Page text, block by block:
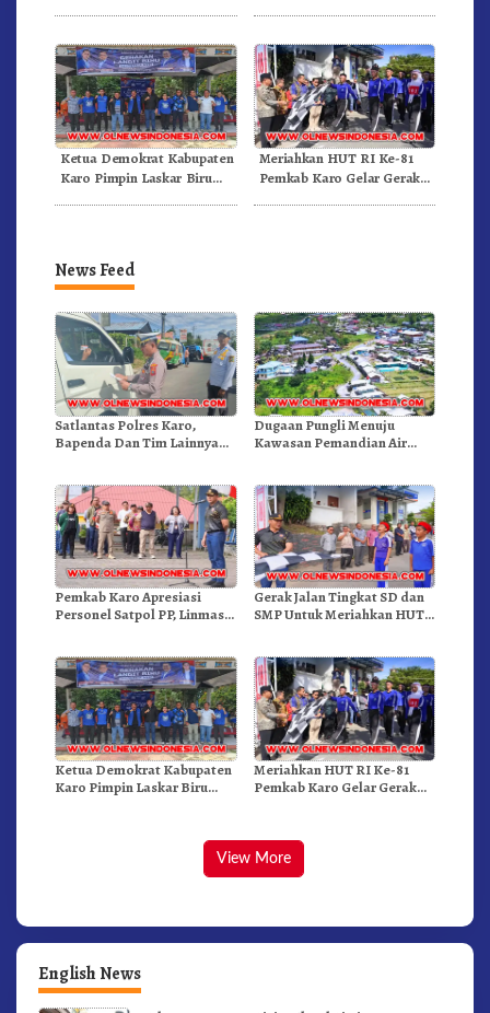
Ketua Demokrat Kabupaten
Karo Pimpin Laskar Biru
Meriahkan HUT RI Ke-81
Pemkab Karo Gelar Gerak
News Feed
Satlantas Polres Karo,
Bapenda Dan Tim Lainnya
Dugaan Pungli Menuju
Kawasan Pemandian Air
Pemkab Karo Apresiasi
Personel Satpol PP, Linmas,
Gerak Jalan Tingkat SD dan
SMP Untuk Meriahkan HUT
Ketua Demokrat Kabupaten
Karo Pimpin Laskar Biru
Meriahkan HUT RI Ke-81
Pemkab Karo Gelar Gerak
View More
English News